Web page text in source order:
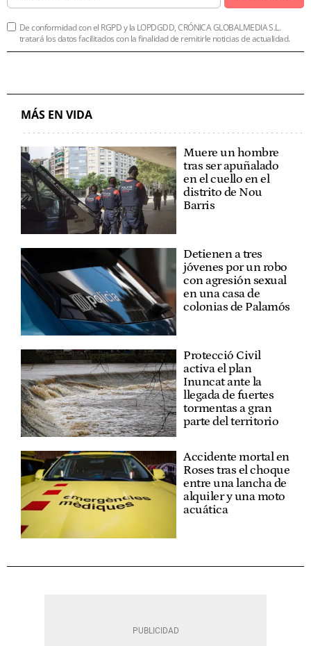
De conformidad con el RGPD y la LOPDGDD, CRÓNICA GLOBALMEDIA S.L.
tratará los datos facilitados con la finalidad de remitirle noticias de actualidad.
MÁS EN VIDA
Muere un hombre
tras ser apuñalado
en el cuello en el
distrito de Nou
Barris
Detienen a tres
jóvenes por un robo
con agresión sexual
en una casa de
colonias de Palamós
Protecció Civil
activa el plan
Inuncat ante la
llegada de fuertes
tormentas a gran
parte del territorio
Accidente mortal en
Roses tras el choque
entre una lancha de
alquiler y una moto
acuática